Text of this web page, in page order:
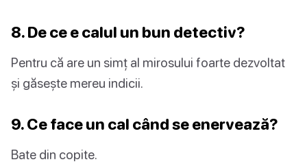
8. De ce e calul un bun detectiv?
Pentru că are un simț al mirosului foarte dezvoltat
și găsește mereu indicii.
9. Ce face un cal când se enervează?
Bate din copite.